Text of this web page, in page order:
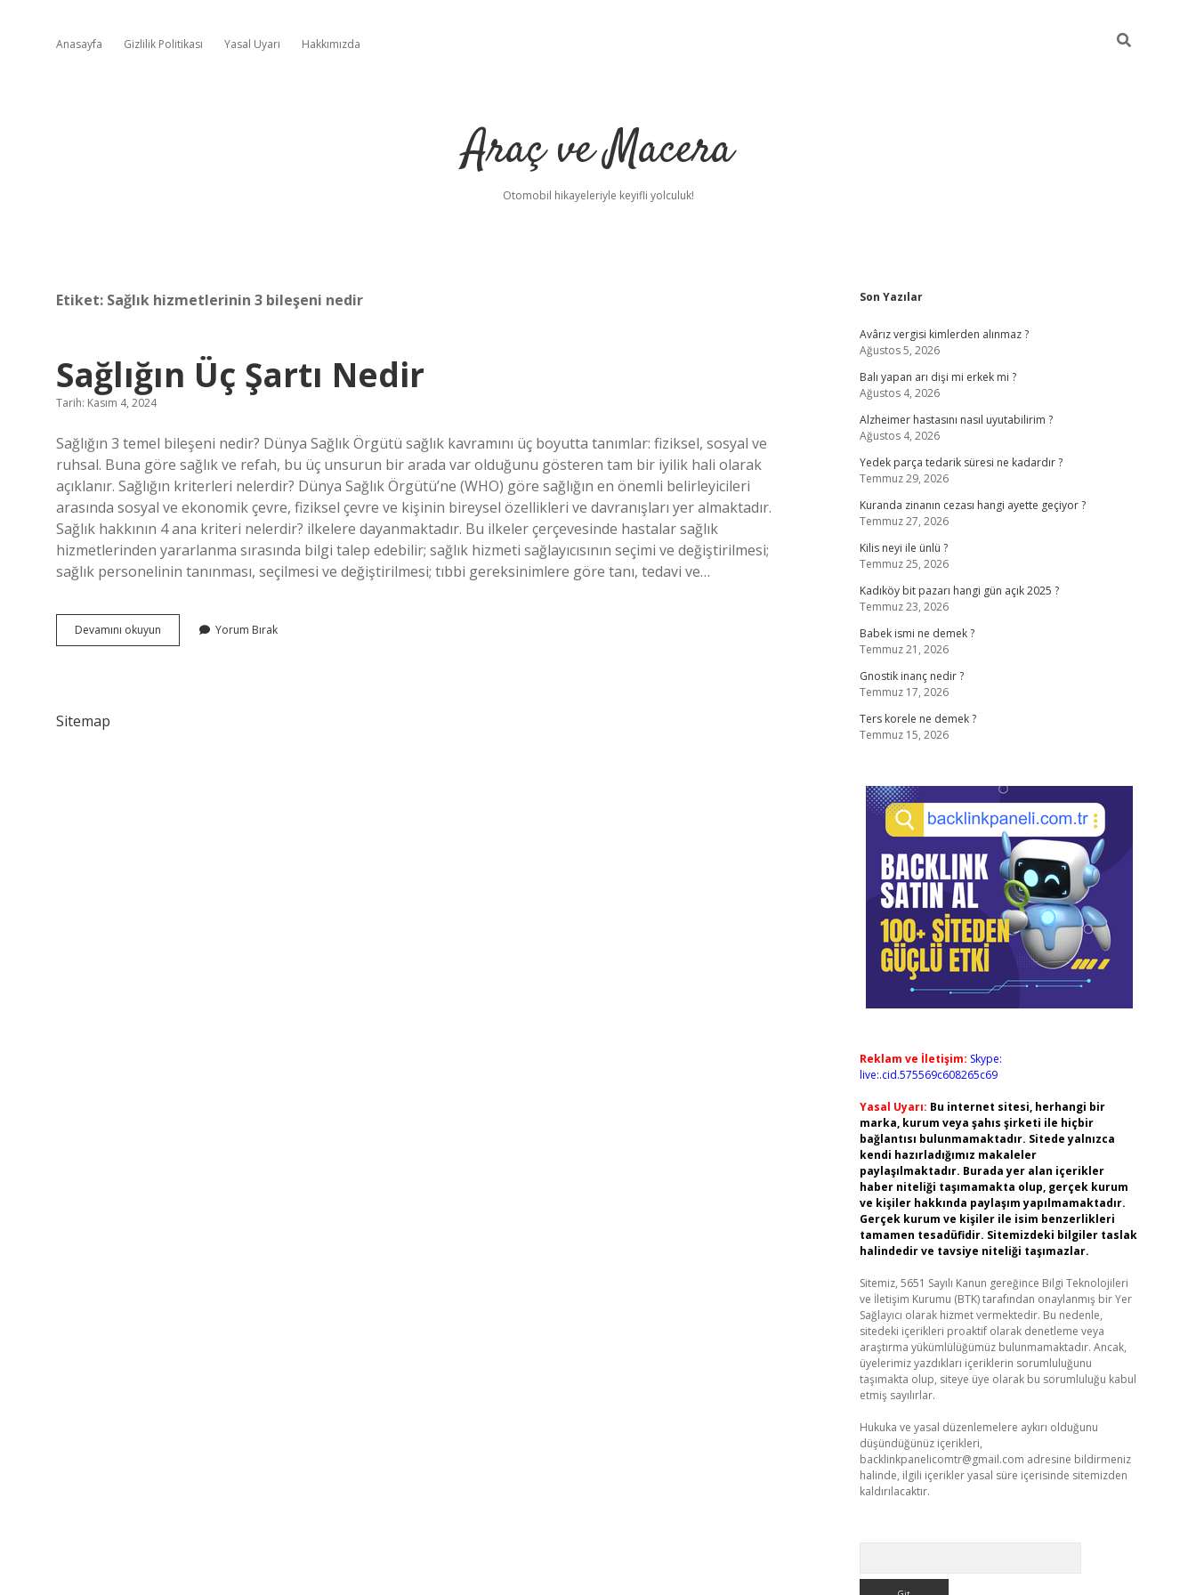
Anasayfa Gizlilik Politikası Yasal Uyarı Hakkımızda
Araç ve Macera
Otomobil hikayeleriyle keyifli yolculuk!
Etiket: Sağlık hizmetlerinin 3 bileşeni nedir
Sağlığın Üç Şartı Nedir
Tarih: Kasım 4, 2024
Sağlığın 3 temel bileşeni nedir? Dünya Sağlık Örgütü sağlık kavramını üç boyutta tanımlar: fiziksel, sosyal ve
ruhsal. Buna göre sağlık ve refah, bu üç unsurun bir arada var olduğunu gösteren tam bir iyilik hali olarak
açıklanır. Sağlığın kriterleri nelerdir? Dünya Sağlık Örgütü’ne (WHO) göre sağlığın en önemli belirleyicileri
arasında sosyal ve ekonomik çevre, fiziksel çevre ve kişinin bireysel özellikleri ve davranışları yer almaktadır.
Sağlık hakkının 4 ana kriteri nelerdir? ilkelere dayanmaktadır. Bu ilkeler çerçevesinde hastalar sağlık
hizmetlerinden yararlanma sırasında bilgi talep edebilir; sağlık hizmeti sağlayıcısının seçimi ve değiştirilmesi;
sağlık personelinin tanınması, seçilmesi ve değiştirilmesi; tıbbi gereksinimlere göre tanı, tedavi ve…
Devamını okuyun
Üç
Yorum Bırak
Sitemap
Sidebar
Son Yazılar
Avârız vergisi kimlerden alınmaz ?
Ağustos 5, 2026
Balı yapan arı dişi mi erkek mi ?
Ağustos 4, 2026
Alzheimer hastasını nasıl uyutabilirim ?
Ağustos 4, 2026
Yedek parça tedarik süresi ne kadardır ?
Temmuz 29, 2026
Kuranda zinanın cezası hangi ayette geçiyor ?
Temmuz 27, 2026
Kilis neyi ile ünlü ?
Temmuz 25, 2026
Kadıköy bit pazarı hangi gün açık 2025 ?
Temmuz 23, 2026
Babek ismi ne demek ?
Temmuz 21, 2026
Gnostik inanç nedir ?
Temmuz 17, 2026
Ters korele ne demek ?
Temmuz 15, 2026
Reklam ve İletişim: Skype:
live:.cid.575569c608265c69
Yasal Uyarı: Bu internet sitesi, herhangi bir
marka, kurum veya şahıs şirketi ile hiçbir
bağlantısı bulunmamaktadır. Sitede yalnızca
kendi hazırladığımız makaleler
paylaşılmaktadır. Burada yer alan içerikler
haber niteliği taşımamakta olup, gerçek kurum
ve kişiler hakkında paylaşım yapılmamaktadır.
Gerçek kurum ve kişiler ile isim benzerlikleri
tamamen tesadüfidir. Sitemizdeki bilgiler taslak
halindedir ve tavsiye niteliği taşımazlar.
Sitemiz, 5651 Sayılı Kanun gereğince Bilgi Teknolojileri
ve İletişim Kurumu (BTK) tarafından onaylanmış bir Yer
Sağlayıcı olarak hizmet vermektedir. Bu nedenle,
sitedeki içerikleri proaktif olarak denetleme veya
araştırma yükümlülüğümüz bulunmamaktadır. Ancak,
üyelerimiz yazdıkları içeriklerin sorumluluğunu
taşımakta olup, siteye üye olarak bu sorumluluğu kabul
etmiş sayılırlar.
Hukuka ve yasal düzenlemelere aykırı olduğunu
düşündüğünüz içerikleri,
backlinkpanelicomtr@gmail.com adresine bildirmeniz
halinde, ilgili içerikler yasal süre içerisinde sitemizden
kaldırılacaktır.